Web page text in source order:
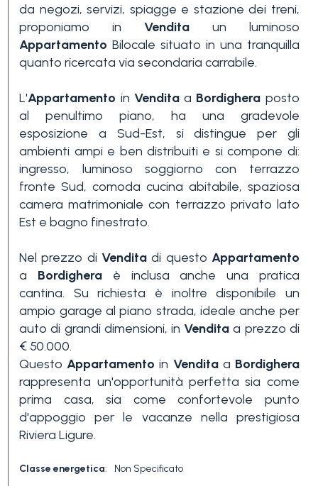
da negozi, servizi, spiagge e stazione dei treni,
proponiamo in Vendita un luminoso
Appartamento Bilocale situato in una tranquilla
quanto ricercata via secondaria carrabile.
L'Appartamento in Venditaa Bordighera posto
al penultimo piano, ha una gradevole
esposizione a Sud-Est, si distingue per gli
ambienti ampi e ben distribuiti e si compone di:
ingresso, luminoso soggiorno con terrazzo
fronte Sud, comoda cucina abitabile, spaziosa
camera matrimoniale con terrazzo privato lato
Est e bagno finestrato.
Nel prezzo di Vendita di questo Appartamento
a Bordigheraè inclusa anche una pratica
cantina. Su richiesta è inoltre disponibile un
ampio garage al piano strada, ideale anche per
auto di grandi dimensioni, in Vendita a prezzo di
€ 50.000.
QuestoAppartamento in Venditaa Bordighera
rappresenta un'opportunità perfetta sia come
prima casa, sia come confortevole punto
d'appoggio per le vacanze nella prestigiosa
Riviera Ligure.
Classe energetica: Non Specificato
Camere
minime
Qualsiasi
2
3+
Altre
opzioni
-
multiscelta
Giardino
Balcone/Terrazzo